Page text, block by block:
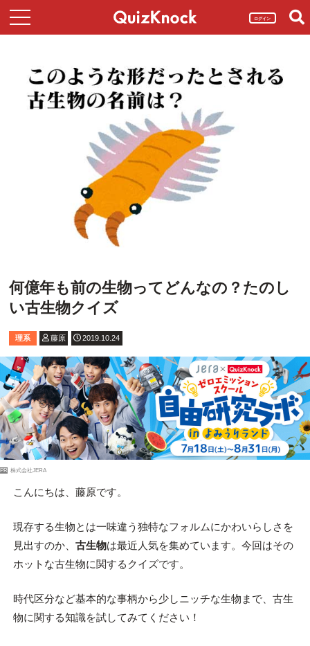
ログイン
何億年も前の生物ってどんなの？たのし
い古生物クイズ
理系 藤原 2019.10.24
PR 株式会社JERA
こんにちは、藤原です。
現存する生物とは一味違う独特なフォルムにかわいらしさを
見出すのか、 古生物は最近人気を集めています。今回はその
ホットな古生物に関するクイズです。
時代区分など基本的な事柄から少しニッチな生物まで、古生
物に関する知識を試してみてください！